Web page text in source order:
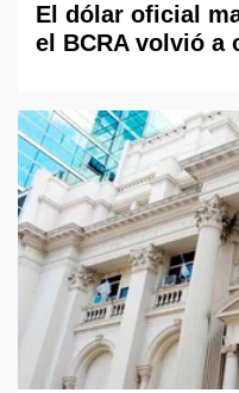
El dólar oficial
el BCRA volvió a